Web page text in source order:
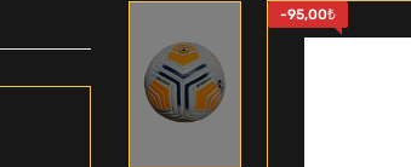
-95,00₺